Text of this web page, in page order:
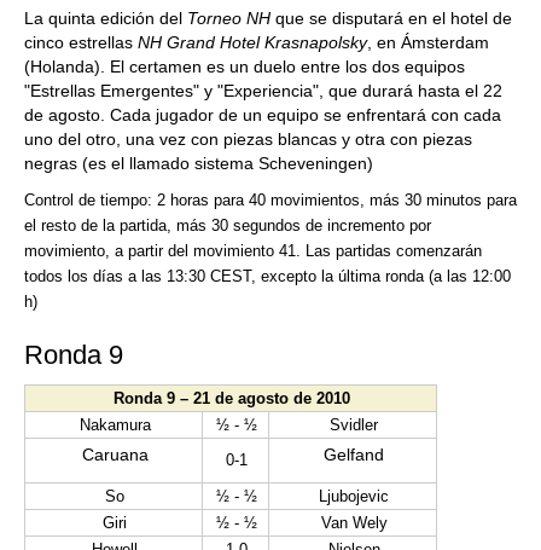
La quinta edición del Torneo NH que se disputará en el hotel de
cinco estrellas NH Grand Hotel Krasnapolsky, en Ámsterdam
(Holanda). El certamen es un duelo entre los dos equipos
"Estrellas Emergentes" y "Experiencia", que durará hasta el 22
de agosto. Cada jugador de un equipo se enfrentará con cada
uno del otro, una vez con piezas blancas y otra con piezas
negras (es el llamado sistema Scheveningen)
Control de tiempo: 2 horas para 40 movimientos, más 30 minutos para
el resto de la partida, más 30 segundos de incremento por
movimiento, a partir del movimiento 41. Las partidas comenzarán
todos los días a las 13:30 CEST, excepto la última ronda (a las 12:00
h)
Ronda 9
Ronda 9 – 21 de agosto de 2010
Nakamura
½ - ½ Svidler
Caruana 0-1 Gelfand
So ½ - ½
Ljubojevic
Giri
½ - ½
Van Wely